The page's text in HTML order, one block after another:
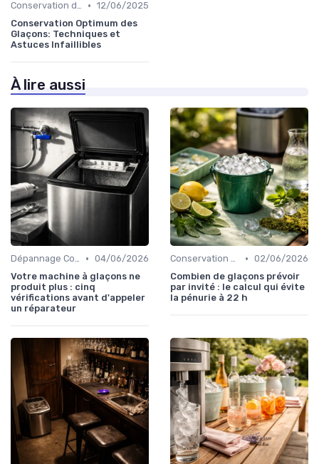
Conservation des Glaçons • 12/06/2025
Conservation Optimum des
Glaçons: Techniques et
Astuces Infaillibles
À lire aussi
Dépannage Courant • 04/06/2026
Votre machine à glaçons ne
produit plus : cinq
vérifications avant d'appeler
un réparateur
Conservation des Glaçons • 02/06/2026
Combien de glaçons prévoir
par invité : le calcul qui évite
la pénurie à 22 h